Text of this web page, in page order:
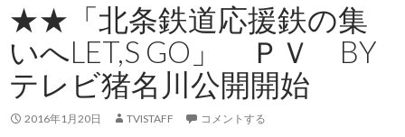
へ
ス
キ
ッ
プ
★★「北条鉄道応援鉄の集
いへLET,S GO」 ＰＶ BY
テレビ猪名川公開開始
2016年1月20日 TVISTAFF コメントする